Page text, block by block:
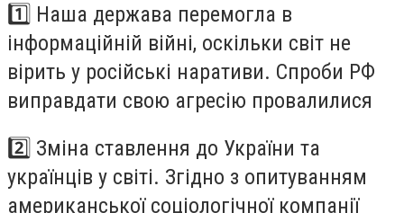
1️⃣ Наша держава перемогла в
інформаційній війні, оскільки світ не
вірить у російські наративи. Спроби РФ
виправдати свою агресію провалилися
2️⃣ Зміна ставлення до України та
українців у світі. Згідно з опитуванням
американської соціологічної компанії